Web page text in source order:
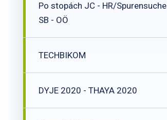
Po stopách JC - HR/Spurensuche
SB - OÖ
TECHBIKOM
DYJE 2020 - THAYA 2020